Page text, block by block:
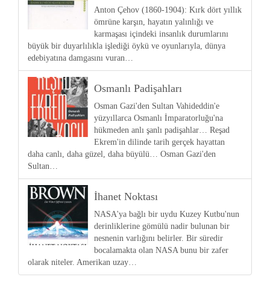
Anton Çehov (1860-1904): Kırk dört yıllık
ömrüne karşın, hayatın yalınlığı ve
karmaşası içindeki insanlık durumlarını
büyük bir duyarlılıkla işlediği öykü ve oyunlarıyla, dünya
edebiyatına damgasını vuran…
Osmanlı Padişahları
Osman Gazi'den Sultan Vahideddin'e
yüzyıllarca Osmanlı İmparatorluğu'na
hükmeden anlı şanlı padişahlar… Reşad
Ekrem'in dilinde tarih gerçek hayattan
daha canlı, daha güzel, daha büyülü… Osman Gazi'den
Sultan…
İhanet Noktası
NASA'ya bağlı bir uydu Kuzey Kutbu'nun
derinliklerine gömülü nadir bulunan bir
nesnenin varlığını belirler. Bir süredir
bocalamakta olan NASA bunu bir zafer
olarak niteler. Amerikan uzay…